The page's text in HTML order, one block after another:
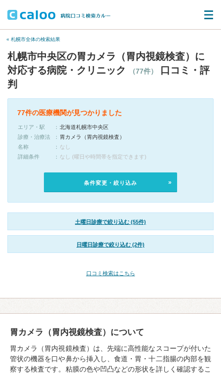
« 札幌市全体の検索結果
札幌市中央区の胃カメラ（胃内視鏡検査）に
対応する病院・クリニック
（77件）
口コミ・評
判
77件の医療機関が見つかりました
エリア・駅
北海道札幌市中央区
診療・治療法
胃カメラ（胃内視鏡検査）
名称
なし
詳細条件
なし (曜日や時間帯を指定できます)
条件変更・絞り込み
土曜日診療で絞り込む (55件)
日曜日診療で絞り込む (2件)
口コミ検索はこちら
胃カメラ（胃内視鏡検査）について
胃カメラ（胃内視鏡検査）は、先端に高性能なスコープが付いた
管状の機器を口や鼻から挿入し、食道・胃・十二指腸の内部を観
察する検査です。粘膜の色や凹凸などの形状を詳しく確認するこ